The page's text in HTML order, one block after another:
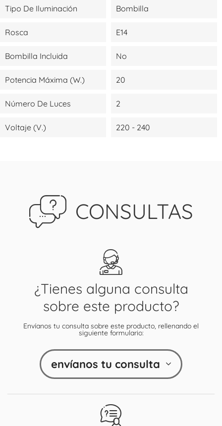
Tipo De Iluminación Bombilla
Rosca E14
Bombilla Incluida No
Potencia Máxima (W.) 20
Número De Luces 2
Voltaje (V.) 220 - 240
CONSULTAS
¿Tienes alguna consulta
sobre este producto?
Envíanos tu consulta sobre este producto, rellenando el
siguiente formulario:
envíanos tu consulta